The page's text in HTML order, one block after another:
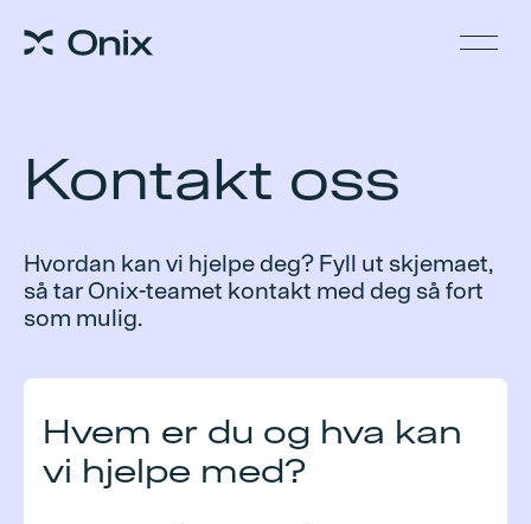
Hvem er du og hva kan
vi hjelpe med?
Kontakt oss
Hvordan kan vi hjelpe deg? Fyll ut skjemaet,
så tar Onix-teamet kontakt med deg så fort
som mulig.